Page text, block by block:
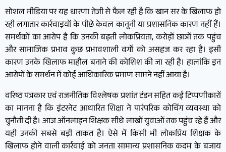
सोशल मीडिया पर यह धारणा तेजी से फैल रही है कि खान सर के खिलाफ हो
रही लगातार कार्रवाइयों के पीछे केवल कानूनी या प्रशासनिक कारण नहीं हैं।
समर्थकों का आरोप है कि उनकी बढ़ती लोकप्रियता, करोड़ों छात्रों तक पहुंच
और सामाजिक प्रभाव कुछ प्रभावशाली वर्गों को असहज कर रहा है। इसी
कारण उनके खिलाफ माहौल बनाने की कोशिश की जा रही है। हालांकि इन
आरोपों के समर्थन में कोई आधिकारिक प्रमाण सामने नहीं आया है।
वरिष्ठ पत्रकार एवं राजनीतिक विश्लेषक प्रशांत टंडन सहित कई टिप्पणीकारों
का मानना है कि इंटरनेट आधारित शिक्षा ने पारंपरिक कोचिंग व्यवस्था को
चुनौती दी है। आज ऑनलाइन शिक्षक सीधे लाखों युवाओं तक पहुंच रहे हैं और
यही उनकी सबसे बड़ी ताकत है। ऐसे में किसी भी लोकप्रिय शिक्षक के
खिलाफ होने वाली कार्रवाई को जनता सामान्य प्रशासनिक कदम के बजाय